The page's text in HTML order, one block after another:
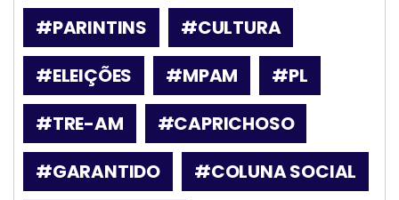
#PARINTINS
#CULTURA
#ELEIÇÕES
#MPAM
#PL
#TRE-AM
#CAPRICHOSO
#GARANTIDO
#COLUNA SOCIAL